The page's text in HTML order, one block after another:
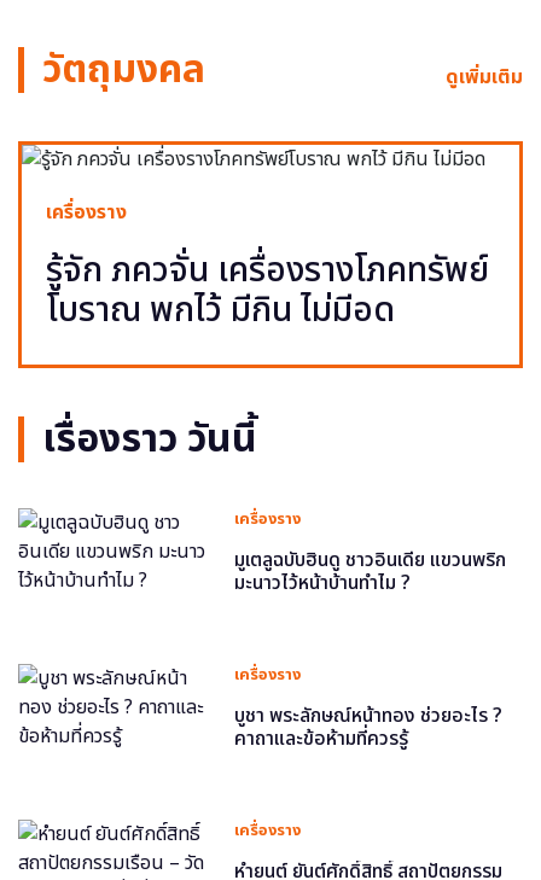
วัตถุมงคล ดูเพิ่มเติม
เครื่องราง
รู้จัก ภควจั่น เครื่องรางโภคทรัพย์
โบราณ พกไว้ มีกิน ไม่มีอด
เรื่องราว วันนี้
เครื่องราง
มูเตลูฉบับฮินดู ชาวอินเดีย แขวนพริก
มะนาวไว้หน้าบ้านทำไม ?
เครื่องราง
บูชา พระลักษณ์หน้าทอง ช่วยอะไร ?
คาถาและข้อห้ามที่ควรรู้
เครื่องราง
หำยนต์ ยันต์ศักดิ์สิทธิ์ สถาปัตยกรรม